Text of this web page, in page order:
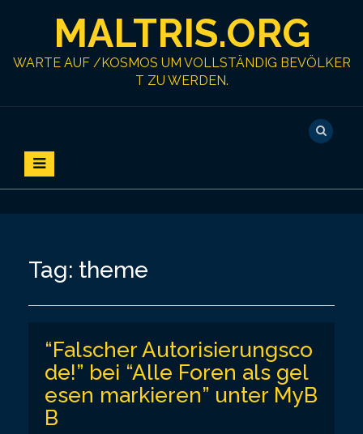
MALTRIS.ORG
WARTE AUF /KOSMOS UM VOLLSTÄNDIG BEVÖLKER
T ZU WERDEN.
Tag: theme
“Falscher Autorisierungsco
de!” bei “Alle Foren als gel
esen markieren” unter MyB
B